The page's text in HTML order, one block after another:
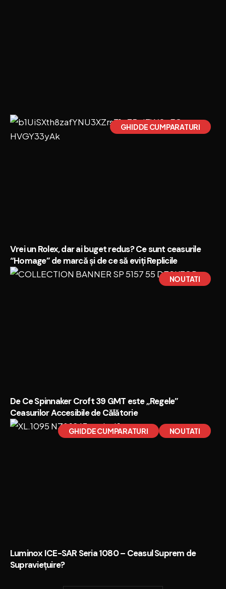
GHID DE CUMPARATURI
Vrei un Rolex, dar ai buget redus? Ce sunt ceasurile
“Homage” de marcă și de ce să eviți Replicile
NOUTATI
De Ce Spinnaker Croft 39 GMT este „Regele”
Ceasurilor Accesibile de Călătorie
GHID DE CUMPARATURI NOUTATI
Luminox ICE-SAR Seria 1080 – Ceasul Suprem de
Supraviețuire?